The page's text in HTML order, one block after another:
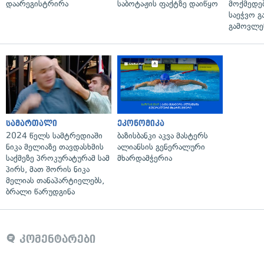
დაარეგისტრირა
საბოტაჟის ფაქტზე დაიწყო
საეჭვო
სამართალი
2024 წელს სამტრედიაში
ნიკა მელიაზე თავდასხმის
საქმეზე პროკურატურამ სამ
პირს, მათ შორის ნიკა
მელიას თანაპარტიელებს,
ბრალი წარუდგინა
ეკონომიკა
ბაზისბანკი აკვა მასტერს
ალიანსის გენერალური
მხარდამჭერია
კომენტარები